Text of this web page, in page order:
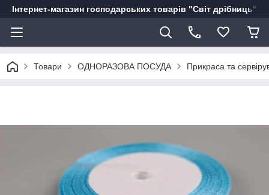
Інтернет-магазин господарських товарів "Світ дрібниць"
Товари ОДНОРАЗОВА ПОСУДА Прикраса та